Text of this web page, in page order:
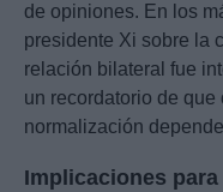
de opiniones. En los
presidente Xi sobre la
relación bilateral fue
un recordatorio de
normalización
Implicaciones